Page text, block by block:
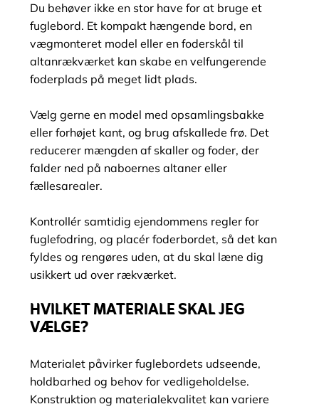
Du behøver ikke en stor have for at bruge et
fuglebord. Et kompakt hængende bord, en
vægmonteret model eller en foderskål til
altanrækværket kan skabe en velfungerende
foderplads på meget lidt plads.
Vælg gerne en model med opsamlingsbakke
eller forhøjet kant, og brug afskallede frø. Det
reducerer mængden af skaller og foder, der
falder ned på naboernes altaner eller
fællesarealer.
Kontrollér samtidig ejendommens regler for
fuglefodring, og placér foderbordet, så det kan
fyldes og rengøres uden, at du skal læne dig
usikkert ud over rækværket.
HVILKET MATERIALE SKAL JEG
VÆLGE?
Materialet påvirker fuglebordets udseende,
holdbarhed og behov for vedligeholdelse.
Konstruktion og materialekvalitet kan variere